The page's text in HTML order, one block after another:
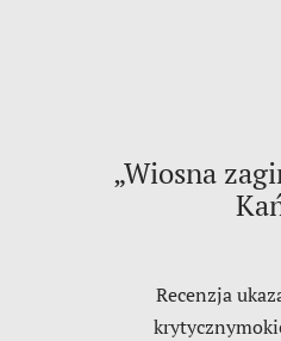
„Wiosna
Recenzja